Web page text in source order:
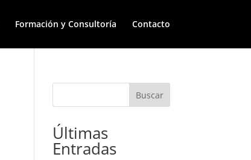
Formación y Consultoría Contacto
Buscar
Últimas
Entradas